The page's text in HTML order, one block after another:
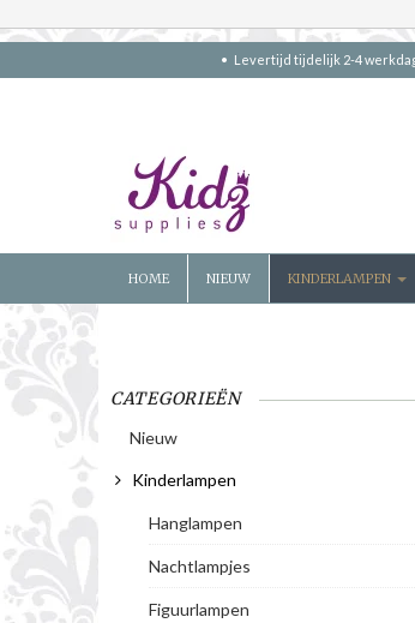
Levertijd tijdelijk 2-4
HOME NIEUW KINDERLAMPEN
CATEGORIEËN
Nieuw
Kinderlampen
Hanglampen
Nachtlampjes
Figuurlampen